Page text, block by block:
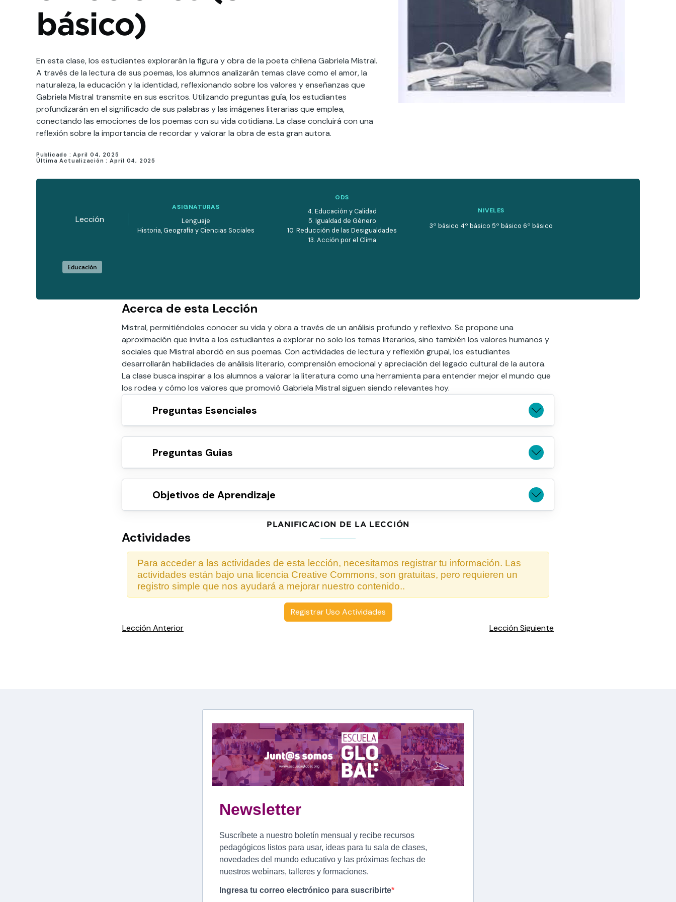
básico)
En esta clase, los estudiantes explorarán la figura y obra de la poeta chilena Gabriela Mistral.
A través de la lectura de sus poemas, los alumnos analizarán temas clave como el amor, la
naturaleza, la educación y la identidad, reflexionando sobre los valores y enseñanzas que
Gabriela Mistral transmite en sus escritos. Utilizando preguntas guía, los estudiantes
profundizarán en el significado de sus palabras y las imágenes literarias que emplea,
conectando las emociones de los poemas con su vida cotidiana. La clase concluirá con una
reflexión sobre la importancia de recordar y valorar la obra de esta gran autora.
Publicado :April 04, 2025
Última Actualización : April 04, 2025
Lección
ASIGNATURAS
Lenguaje
Historia, Geografía y Ciencias Sociales
ODS
4. Educación y Calidad
5. Igualdad de Género
10. Reducción de las Desigualdades
13. Acción por el Clima
NIVELES
3º básico 4º básico 5º básico 6º básico
Educación
Acerca de esta Lección
Mistral, permitiéndoles conocer su vida y obra a través de un análisis profundo y reflexivo. Se propone una
aproximación que invita a los estudiantes a explorar no solo los temas literarios, sino también los valores humanos y
sociales que Mistral abordó en sus poemas. Con actividades de lectura y reflexión grupal, los estudiantes
desarrollarán habilidades de análisis literario, comprensión emocional y apreciación del legado cultural de la autora.
La clase busca inspirar a los alumnos a valorar la literatura como una herramienta para entender mejor el mundo que
los rodea y cómo los valores que promovió Gabriela Mistral siguen siendo relevantes hoy.
Preguntas Esenciales
Preguntas Guias
Objetivos de Aprendizaje
PLANIFICACION DE LA LECCIÓN
Actividades
Para acceder a las actividades de esta lección, necesitamos registrar tu información. Las
actividades están bajo una licencia Creative Commons, son gratuitas, pero requieren un
registro simple que nos ayudará a mejorar nuestro contenido..
Registrar Uso Actividades
Lección Anterior
Lección Siguiente